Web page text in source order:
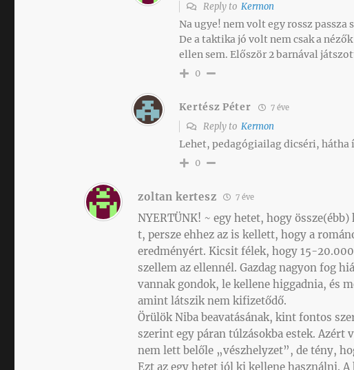
Reply toKermon
Na ugye! nem volt egy rossz passza
De a taktika jó volt nem csak a
ellen sem. Először 2 barnával
0
Kertész Péter 7 éve
Reply toKermon
Lehet, pedagógiailag dicséri, hátha
0
zoltan kertesz 7 éve
NYERTÜNK! ~ egy hetet, hogy
t, persze ehhez az is kellett, hogy a
eredményért. Kicsit félek, hogy 15-
szellem az ellennél. Gazdag nagyon fog
vannak gondok, le kellene higgadnia, és
amint látszik nem kifizetődő.
Örülök Niba beavatásának, kint fontos
szerint egy páran túlzásokba estek.
nem lett belőle „vészhelyzet”, de tény,
Ezt az egy hetet jól ki kellene használni.